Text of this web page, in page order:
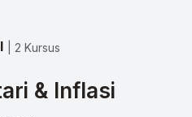
| 2 Kursus
& Inflasi